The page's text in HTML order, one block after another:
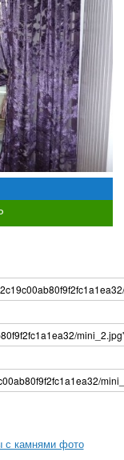
с камнями фото